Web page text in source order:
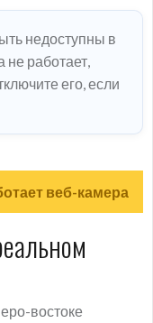
недоступны в
работает,
его, если
веб-камера
востоке